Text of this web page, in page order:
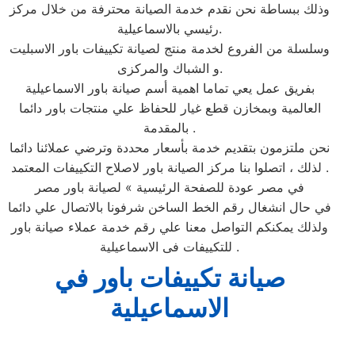
وذلك ببساطة نحن نقدم خدمة الصيانة محترفة من خلال مركز
رئيسي بالاسماعيلية‏.
وسلسلة من الفروع لخدمة منتج لصيانة تكييفات باور الاسبليت
و الشباك والمركزى.
بفريق عمل يعي تماما اهمية أسم صيانة باور الاسماعيلية‏
العالمية وبمخازن قطع غيار للحفاظ علي منتجات باور دائما
بالمقدمة .
نحن ملتزمون بتقديم خدمة بأسعار محددة وترضي عملائنا دائما
. لذلك ، اتصلوا بنا مركز الصيانة باور لاصلاح التكييفات المعتمد
في مصر عودة للصفحة الرئيسية » لصيانة باور مصر
في حال انشغال رقم الخط الساخن شرفونا بالاتصال علي دائما
ولذلك يمكنكم التواصل معنا علي رقم خدمة عملاء صيانة باور
للتكييفات فى الاسماعيلية‏ .
صيانة تكييفات باور في
الاسماعيلية‏